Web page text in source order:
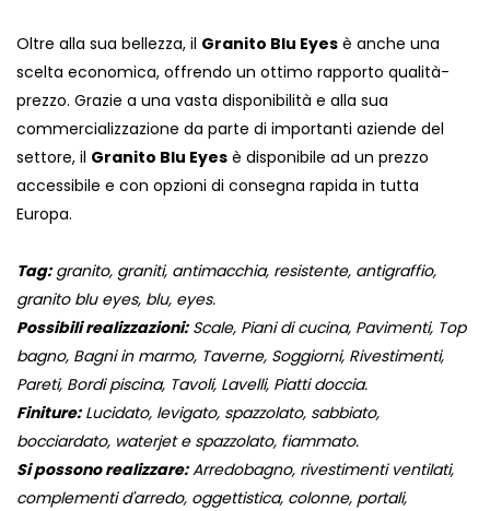
Oltre alla sua bellezza, il Granito Blu Eyes è anche una
scelta economica, offrendo un ottimo rapporto qualità-
prezzo. Grazie a una vasta disponibilità e alla sua
commercializzazione da parte di importanti aziende del
settore, il Granito Blu Eyes è disponibile ad un prezzo
accessibile e con opzioni di consegna rapida in tutta
Europa.
Tag:granito, graniti, antimacchia, resistente, antigraffio,
granito blu eyes, blu, eyes.
Possibili realizzazioni:Scale, Piani di cucina, Pavimenti, Top
bagno, Bagni in marmo, Taverne, Soggiorni, Rivestimenti,
Pareti, Bordi piscina, Tavoli, Lavelli, Piatti doccia.
Finiture:Lucidato, levigato, spazzolato, sabbiato,
bocciardato, waterjet e spazzolato, fiammato.
Si possono realizzare:Arredobagno, rivestimenti ventilati,
complementi d'arredo, oggettistica, colonne, portali,